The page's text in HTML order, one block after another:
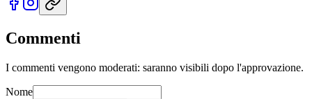
Commenti
I commenti vengono moderati: saranno visibili dopo l'approvazione.
Nome